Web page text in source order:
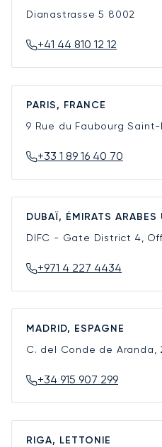
Dianastrasse 5 8002
+41 44 810 12 12
PARIS, FRANCE
9 Rue du Faubourg Saint-
+33 1 89 16 40 70
DUBAÏ, ÉMIRATS ARABES
DIFC - Gate District 4,
+971 4 227 4434
MADRID, ESPAGNE
C. del Conde de Aranda,
+34 915 907 299
RIGA, LETTONIE